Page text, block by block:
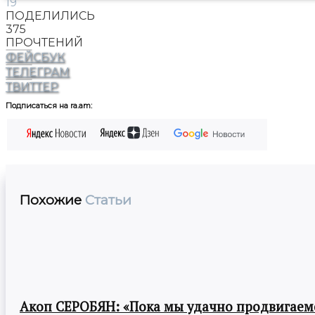
ПОДЕЛИЛИСЬ
375
ПРОЧТЕНИЙ
ФЕЙСБУК
ТЕЛЕГРАМ
ТВИТТЕР
Подписаться на ra.am:
Похожие Статьи
Акоп СЕРОБЯН: «Пока мы удачно